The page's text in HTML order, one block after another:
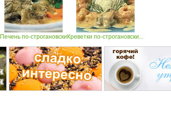
Печень по-строгановски Креветки по-строгановски...